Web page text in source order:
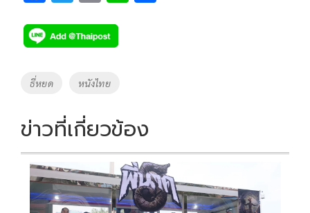
e
b
o
k
tt
er
p
y
Li
k
Tags
ธี่หยด หนังไทย
ข่าวที่เกี่ยวข้อง